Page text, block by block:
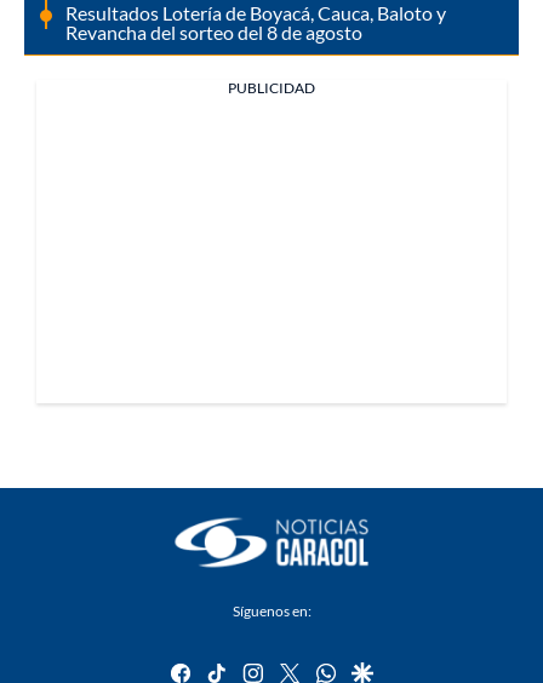
Resultados Lotería de Boyacá, Cauca, Baloto y
Revancha del sorteo del 8 de agosto
PUBLICIDAD
Síguenos en:
facebook
tiktok instagram
twitterwhatsapp
google